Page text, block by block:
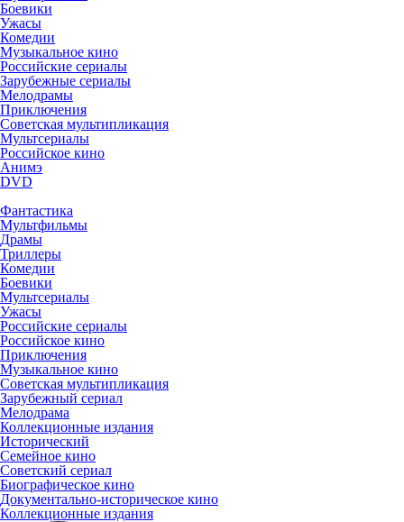
Боевики
Ужасы
Комедии
Музыкальное кино
Российские сериалы
Зарубежные сериалы
Мелодрамы
Приключения
Советская мультипликация
Мультсериалы
Российское кино
Анимэ
DVD
Фантастика
Мультфильмы
Драмы
Триллеры
Комедии
Боевики
Мультсериалы
Ужасы
Российские сериалы
Российское кино
Приключения
Музыкальное кино
Советская мультипликация
Зарубежный сериал
Мелодрама
Коллекционные издания
Исторический
Семейное кино
Советский сериал
Биографическое кино
Документально-историческое кино
Коллекционные издания